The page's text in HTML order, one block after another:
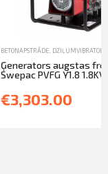
BETONAPSTRĀDE, DZIĻUMVIBRATORI
Ģenerators augstas
Swepac PVFG Y1.8
€3,303.00